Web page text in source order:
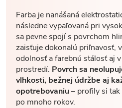
Farba je nanášaná
následne vypaľovaná pri
sa pevne spojí s povrchom
zaisťuje dokonalú priľnavosť,
odolnosť a farebnú stálosť aj
prostredí. Povrch sa
vlhkosti, bežnej údržbe aj
opotrebovaniu– profily si
po mnoho rokov.